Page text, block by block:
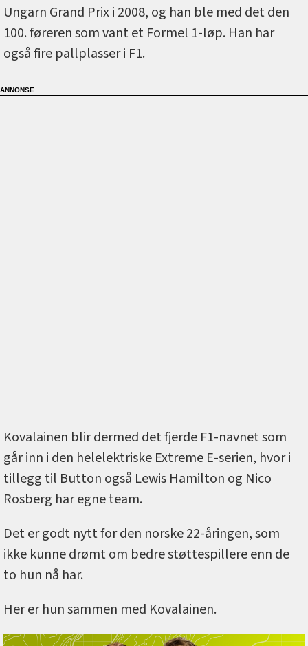
Ungarn Grand Prix i 2008, og han ble med det den
100. føreren som vant et Formel 1-løp. Han har
også fire pallplasser i F1.
Kovalainen blir dermed det fjerde F1-navnet som
går inn i den helelektriske Extreme E-serien, hvor i
tillegg til Button også Lewis Hamilton og Nico
Rosberg har egne team.
Det er godt nytt for den norske 22-åringen, som
ikke kunne drømt om bedre støttespillere enn de
to hun nå har.
Her er hun sammen med Kovalainen.